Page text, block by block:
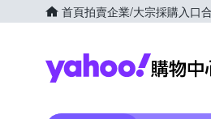
首頁拍賣企業/大宗採購入口